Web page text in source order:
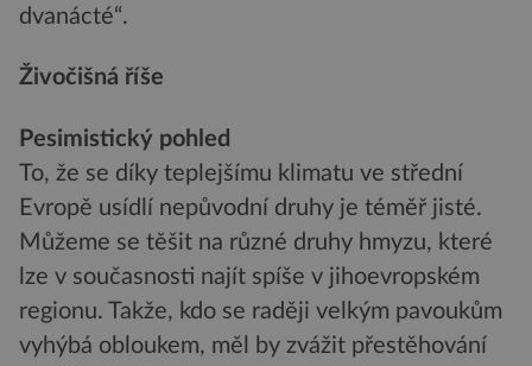
dvanácté“.
Živočišná říše
Pesimistický pohled
To, že se díky teplejšímu klimatu ve střední
Evropě usídlí nepůvodní druhy je téměř jisté.
Můžeme se těšit na různé druhy hmyzu, které
lze v současnosti najít spíše v jihoevropském
regionu. Takže, kdo se raději velkým pavoukům
vyhýbá obloukem, měl by zvážit přestěhování